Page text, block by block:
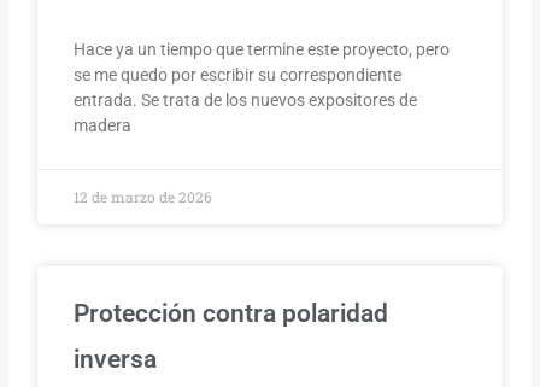
Hace ya un tiempo que termine este proyecto, pero
se me quedo por escribir su correspondiente
entrada. Se trata de los nuevos expositores de
madera
12 de marzo de 2026
Protección contra polaridad
inversa